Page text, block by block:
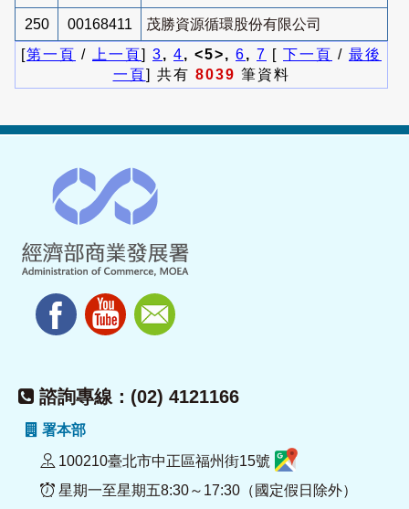
250 00168411
茂勝資源循環股份有限公司
[第一頁 / 上一頁] 3, 4, <5>, 6, 7 [ 下一頁 / 最後
一頁] 共有 8039 筆資料
諮詢專線：(02) 4121166
署本部
100210臺北市中正區福州街15號
星期一至星期五8:30～17:30（國定假日除外）